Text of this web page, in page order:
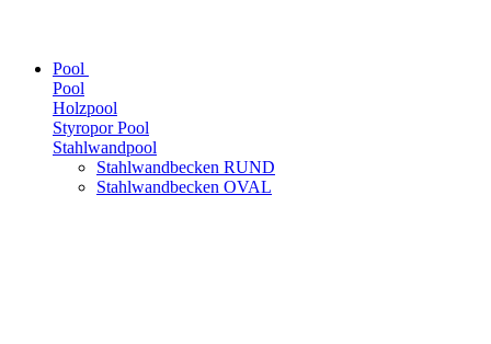
Pool
Pool
Holzpool
Styropor Pool
Stahlwandpool
Stahlwandbecken RUND
Stahlwandbecken OVAL